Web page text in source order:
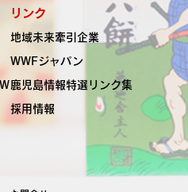
リンク
地域未来牽引企業
WWFジャパン
鹿児島情報特選リンク集
採用情報